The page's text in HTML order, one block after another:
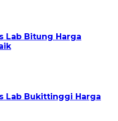
Lab Bitung Harga
Lab Bukittinggi Harga